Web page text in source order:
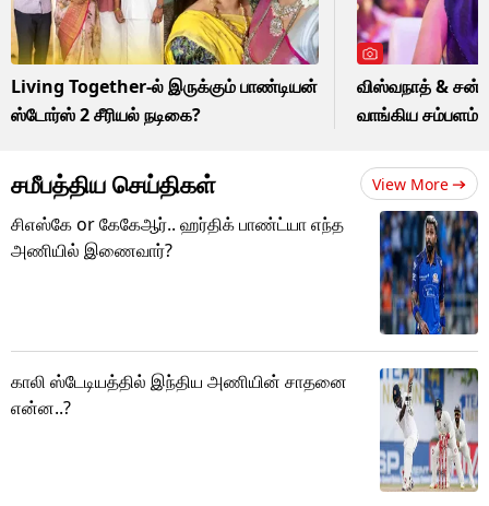
Living Together-ல் இருக்கும் பாண்டியன்
ஸ்டோர்ஸ் 2 சீரியல் நடிகை?
விஸ்வநாத் &
வாங்கிய
சமீபத்திய செய்திகள் View More
சிஎஸ்கே or கேகேஆர்.. ஹர்திக் பாண்ட்யா எந்த
அணியில் இணைவார்?
காலி ஸ்டேடியத்தில் இந்திய அணியின் சாதனை
என்ன..?